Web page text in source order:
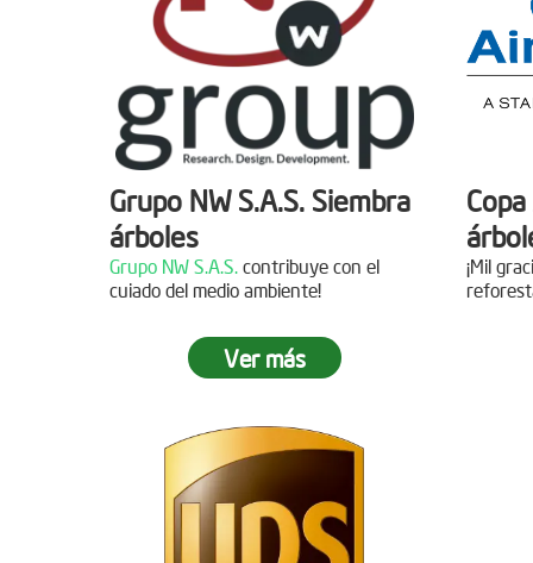
Grupo NW S.A.S. Siembra
árboles
Grupo NW S.A.S. contribuye con el
cuiado del medio ambiente!
Jornada de reforestación
05 de Abril de 2019
Asistentes:
15 personas
Ver más
¡Mil